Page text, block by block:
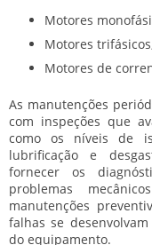
Motores
Motores
Motores de
As manutenções
com inspeções que
como os níveis de
lubrificação e
fornecer os
problemas
manutenções
falhas se
do equipamento.